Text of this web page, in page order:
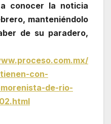
conocer la noticia
manteniéndolo
de su paradero,
con-
morenista-de-rio-